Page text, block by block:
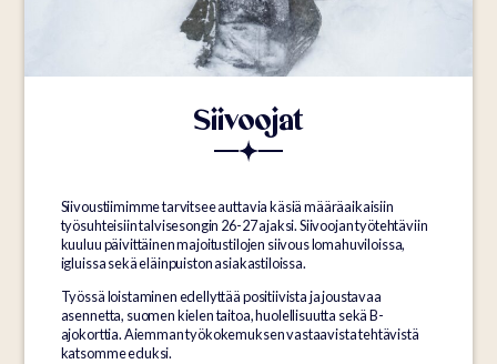
Siivoojat
Siivoustiimimme tarvitsee auttavia käsiä määräaikaisiin
työsuhteisiin talvisesongin 26-27 ajaksi. Siivoojan työtehtäviin
kuuluu päivittäinen majoitustilojen siivous lomahuviloissa,
igluissa sekä eläinpuiston asiakastiloissa.
Työssä loistaminen edellyttää positiivista ja joustavaa
asennetta, suomen kielen taitoa, huolellisuutta sekä B-
ajokorttia. Aiemman työkokemuksen vastaavista tehtävistä
katsomme eduksi.